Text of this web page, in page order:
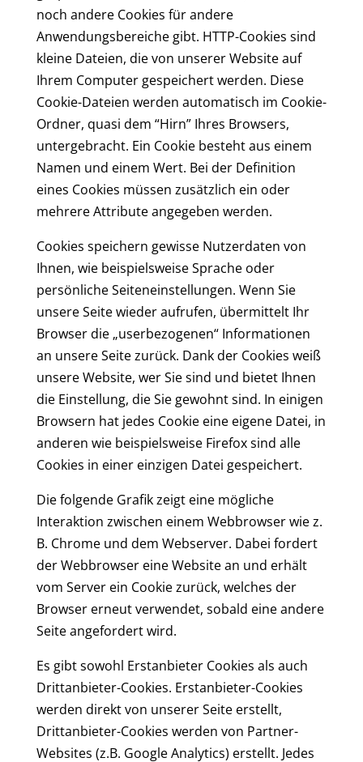
noch andere Cookies für andere
Anwendungsbereiche gibt. HTTP-Cookies sind
kleine Dateien, die von unserer Website auf
Ihrem Computer gespeichert werden. Diese
Cookie-Dateien werden automatisch im Cookie-
Ordner, quasi dem “Hirn” Ihres Browsers,
untergebracht. Ein Cookie besteht aus einem
Namen und einem Wert. Bei der Definition
eines Cookies müssen zusätzlich ein oder
mehrere Attribute angegeben werden.
Cookies speichern gewisse Nutzerdaten von
Ihnen, wie beispielsweise Sprache oder
persönliche Seiteneinstellungen. Wenn Sie
unsere Seite wieder aufrufen, übermittelt Ihr
Browser die „userbezogenen“ Informationen
an unsere Seite zurück. Dank der Cookies weiß
unsere Website, wer Sie sind und bietet Ihnen
die Einstellung, die Sie gewohnt sind. In einigen
Browsern hat jedes Cookie eine eigene Datei, in
anderen wie beispielsweise Firefox sind alle
Cookies in einer einzigen Datei gespeichert.
Die folgende Grafik zeigt eine mögliche
Interaktion zwischen einem Webbrowser wie z.
B. Chrome und dem Webserver. Dabei fordert
der Webbrowser eine Website an und erhält
vom Server ein Cookie zurück, welches der
Browser erneut verwendet, sobald eine andere
Seite angefordert wird.
Es gibt sowohl Erstanbieter Cookies als auch
Drittanbieter-Cookies. Erstanbieter-Cookies
werden direkt von unserer Seite erstellt,
Drittanbieter-Cookies werden von Partner-
Websites (z.B. Google Analytics) erstellt. Jedes